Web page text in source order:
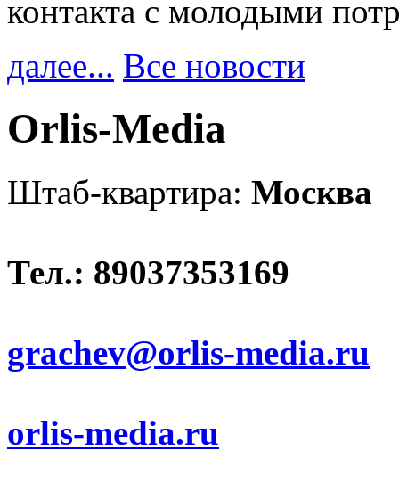
контакта с молодыми
далее... Все новости
Orlis-Media
Штаб-квартира: Москва
Тел.: 89037353169
grachev@orlis-media.ru
orlis-media.ru